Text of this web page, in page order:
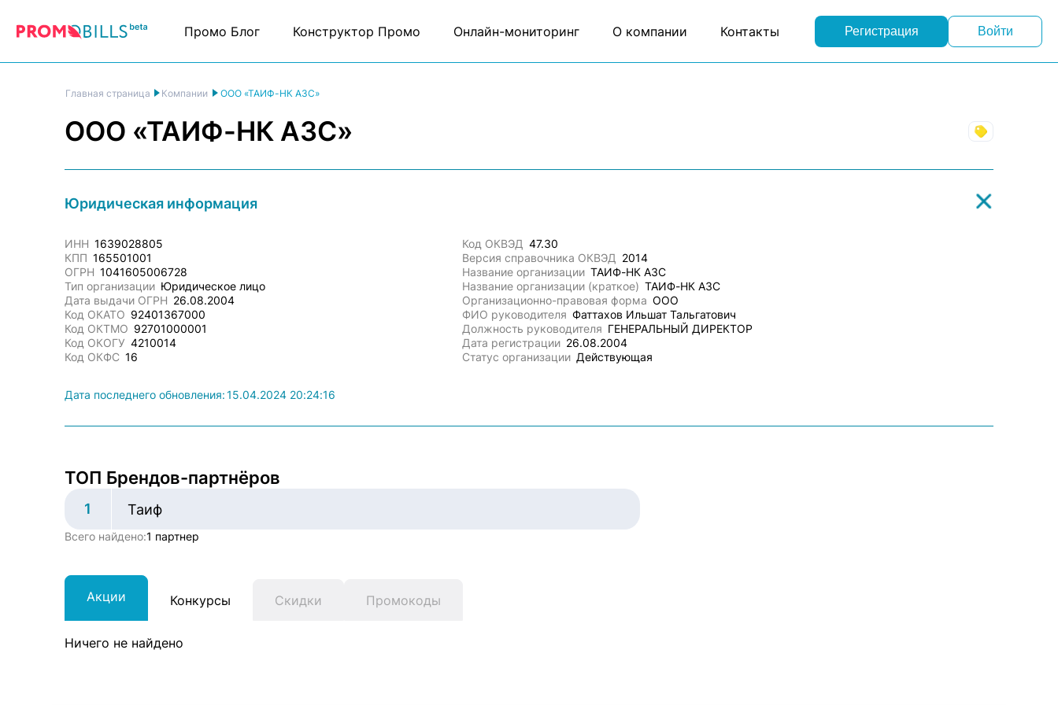
Промо Блог Конструктор Промо Онлайн-мониторинг О компании Контакты Регистрация Войти
Главная страница Компании ООО «ТАИФ-НК АЗС»
ООО «ТАИФ-НК АЗС»
Юридическая информация
ИНН 1639028805
КПП 165501001
ОГРН 1041605006728
Тип организации Юридическое лицо
Дата выдачи ОГРН 26.08.2004
Код ОКАТО 92401367000
Код ОКТМО 92701000001
Код ОКОГУ 4210014
Код ОКФС 16
Код ОКВЭД 47.30
Версия справочника ОКВЭД 2014
Название организации ТАИФ-НК АЗС
Название организации (краткое) ТАИФ-НК АЗС
Организационно-правовая форма ООО
ФИО руководителя Фаттахов Ильшат Тальгатович
Должность руководителя ГЕНЕРАЛЬНЫЙ ДИРЕКТОР
Дата регистрации 26.08.2004
Статус организации Действующая
Дата последнего обновления:15.04.2024 20:24:16
ТОП Брендов-партнёров
1 Таиф
Всего найдено:1 партнер
Акции Конкурсы Скидки Промокоды
Ничего не найдено